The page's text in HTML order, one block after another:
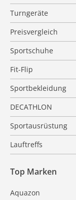
Turngeräte
Preisvergleich
Sportschuhe
Fit-Flip
Sportbekleidung
DECATHLON
Sportausrüstung
Lauftreffs
Top Marken
Aquazon